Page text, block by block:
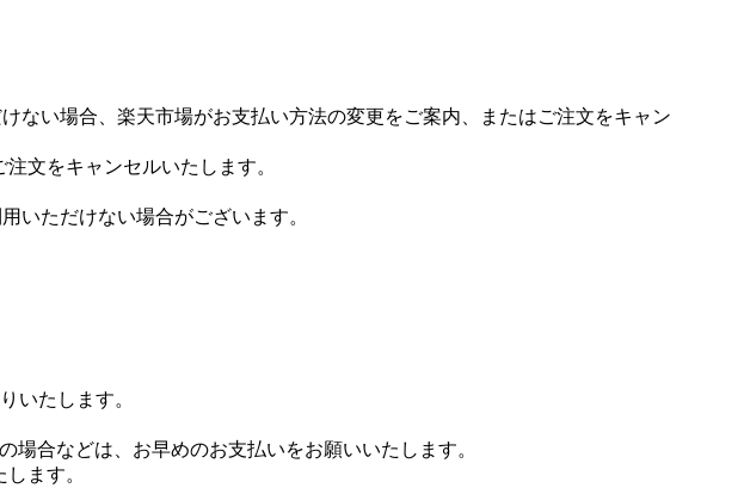
ない場合、楽天市場がお支払い方法の変更をご案内、またはご注文をキャン
文をキャンセルいたします。
いただけない場合がございます。
いたします。
合などは、お早めのお支払いをお願いいたします。
ます。